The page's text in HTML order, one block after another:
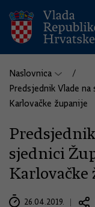
Naslovnica
Predsjednik Vlade
Karlovačke županije
sjednici
Karlovačke
26.04.2019.